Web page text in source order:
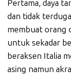
Pertama, daya
dan tidak
membuat orang
untuk sekadar
beraksen Italia
asing namun